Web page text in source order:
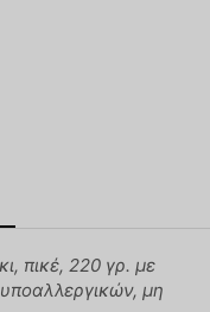
πικέ, 220 γρ. με
μη